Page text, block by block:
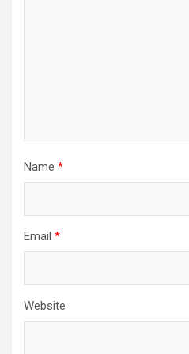
Name *
Email *
Website